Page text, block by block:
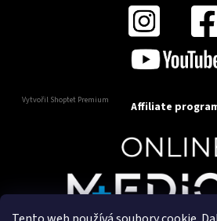
Vytvořil Shoptet Premium Affiliate